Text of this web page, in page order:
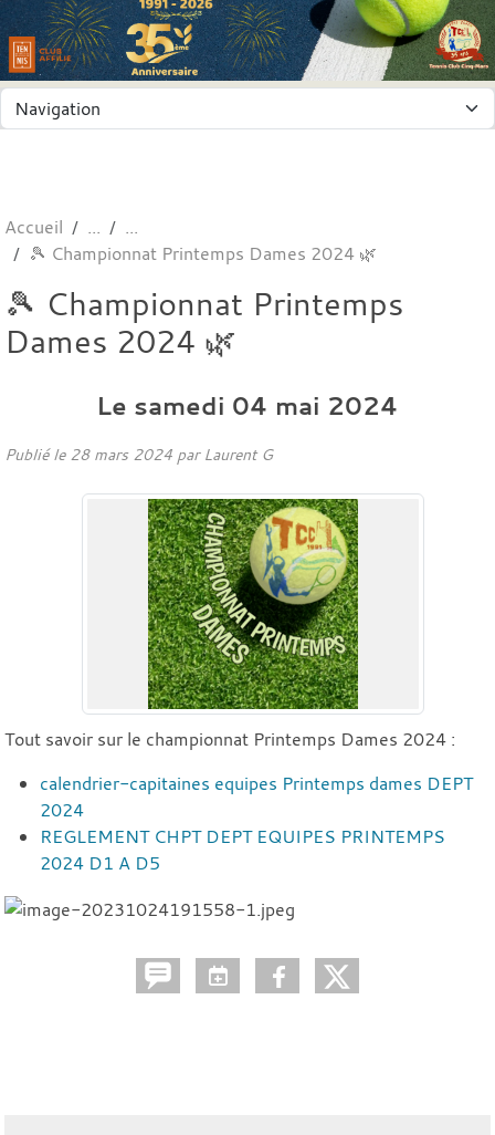
Accueil
🎾 Championnat Printemps Dames 2024 🌿
🎾 Championnat Printemps
Dames 2024 🌿
Le samedi 04 mai 2024
Publié le 28 mars 2024 par Laurent G
Tout savoir sur le championnat Printemps Dames 2024 :
calendrier-capitaines equipes Printemps dames DEPT
2024
REGLEMENT CHPT DEPT EQUIPES PRINTEMPS
2024 D1 A D5
Panneau de gestion des cookies